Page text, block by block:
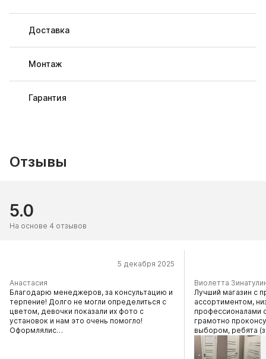
Доставка
Монтаж
Гарантия
Отзывы
5.0
На основе 4 отзывов
5 декабря 2025
Анастасия
Благодарю менеджеров, за консультацию и
терпение! Долго не могли определиться с
цветом, девочки показали их фото с
установок и нам это очень помогло!
Оформлялис…
Виолетта
Лучший магазин с
ассортиментом,
профессионалами
грамотно
выбором, ребята